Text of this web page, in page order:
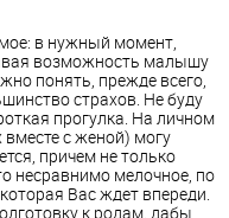
в нужный момент,
возможность малышу
понять, прежде всего,
страхов. Не буду
прогулка. На личном
вместе с женой) могу
причем не только
несравнимо мелочное, по
Вас ждет впереди.
к родам, дабы